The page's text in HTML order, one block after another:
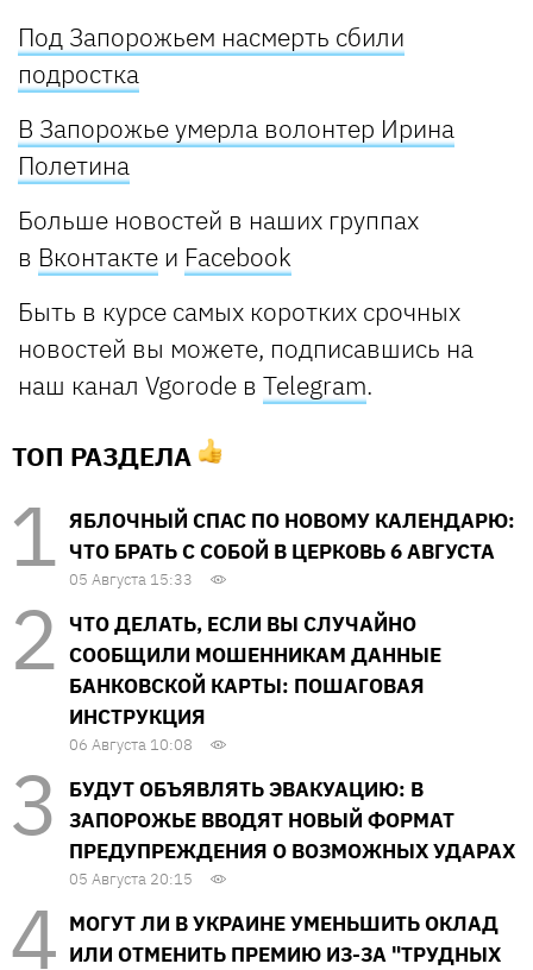
Под Запорожьем насмерть сбили
подростка
В Запорожье умерла волонтер Ирина
Полетина
Больше новостей в наших группах
в Вконтакте и Facebook
Быть в курсе самых коротких срочных
новостей вы можете, подписавшись на
наш канал Vgorode в Telegram.
ТОП РАЗДЕЛА
ЯБЛОЧНЫЙ СПАС ПО НОВОМУ КАЛЕНДАРЮ:
ЧТО БРАТЬ С СОБОЙ В ЦЕРКОВЬ 6 АВГУСТА
05 Августа 15:33
ЧТО ДЕЛАТЬ, ЕСЛИ ВЫ СЛУЧАЙНО
СООБЩИЛИ МОШЕННИКАМ ДАННЫЕ
БАНКОВСКОЙ КАРТЫ: ПОШАГОВАЯ
ИНСТРУКЦИЯ
06 Августа 10:08
БУДУТ ОБЪЯВЛЯТЬ ЭВАКУАЦИЮ: В
ЗАПОРОЖЬЕ ВВОДЯТ НОВЫЙ ФОРМАТ
ПРЕДУПРЕЖДЕНИЯ О ВОЗМОЖНЫХ УДАРАХ
05 Августа 20:15
МОГУТ ЛИ В УКРАИНЕ УМЕНЬШИТЬ ОКЛАД
ИЛИ ОТМЕНИТЬ ПРЕМИЮ ИЗ-ЗА "ТРУДНЫХ